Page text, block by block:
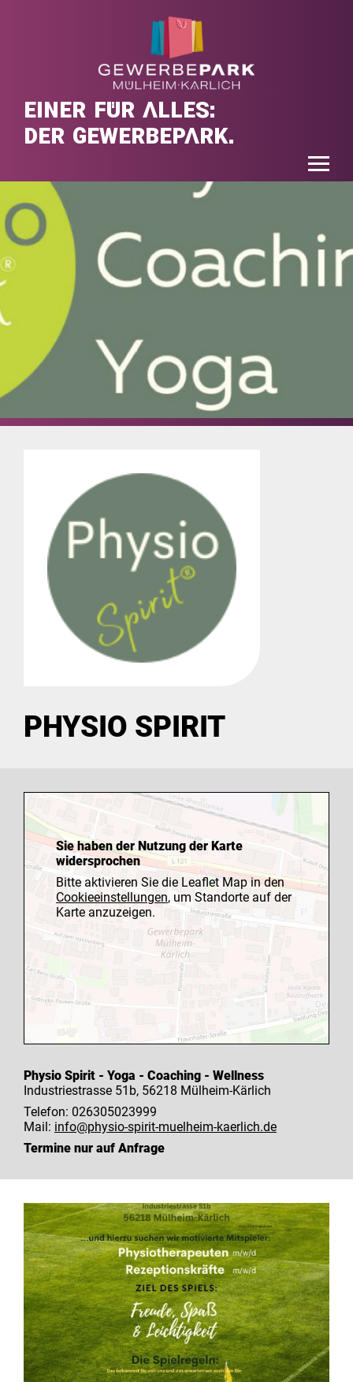
EINER FÜR ALLES:
DER GEWERBEPARK.
PHYSIO SPIRIT
Sie haben der Nutzung der Karte
widersprochen
Bitte aktivieren Sie die Leaflet Map in den
Cookieeinstellungen, um Standorte auf der
Karte anzuzeigen.
Physio Spirit - Yoga - Coaching - Wellness
Industriestrasse 51b, 56218 Mülheim-Kärlich
Telefon: 026305023999
Mail: info@physio-spirit-muelheim-kaerlich.de
Termine nur auf Anfrage